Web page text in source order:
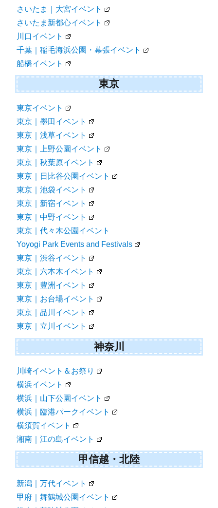
さいたま｜大宮イベント
さいたま新都心イベント
川口イベント
千葉｜稲毛海浜公園・幕張イベント
船橋イベント
東京
東京イベント
東京｜墨田イベント
東京｜浅草イベント
東京｜上野公園イベント
東京｜秋葉原イベント
東京｜日比谷公園イベント
東京｜池袋イベント
東京｜新宿イベント
東京｜中野イベント
東京｜代々木公園イベント
Yoyogi Park Events and Festivals
東京｜渋谷イベント
東京｜六本木イベント
東京｜豊洲イベント
東京｜お台場イベント
東京｜品川イベント
東京｜立川イベント
神奈川
川崎イベント＆お祭り
横浜イベント
横浜｜山下公園イベント
横浜｜臨港パークイベント
横須賀イベント
湘南｜江の島イベント
甲信越・北陸
新潟｜万代イベント
甲府｜舞鶴城公園イベント